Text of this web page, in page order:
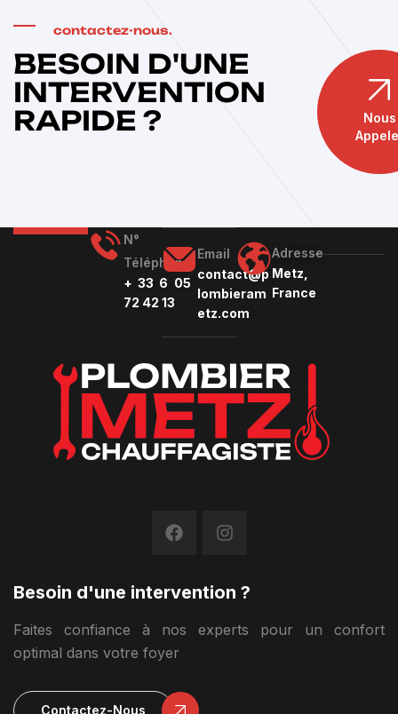
contactez-nous.
BESOIN D'UNE
INTERVENTION
RAPIDE ?
Nous
N°
Téléphone
+ 33 6 05
72 42 13
Email
contact@p
lombieram
etz.com
Adresse
Metz,
France
Besoin d'une intervention ?
Faites confiance à nos experts pour un confort
optimal dans votre foyer
Contactez-Nous